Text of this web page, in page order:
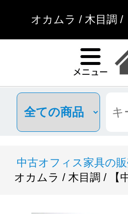
オカムラ / 木目調 /
中古オフィス家具の
オカムラ / 木目調 / 【